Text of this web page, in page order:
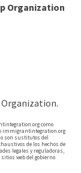
Organization
como
immigrantintegration.org
son sustitutos del
de los hechos de
legales y reguladoras,
web del gobierno